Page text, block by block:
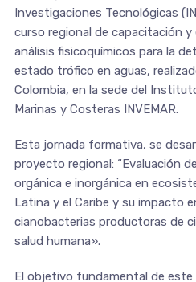
Investigaciones Tecnológicas
curso regional de capacitación
análisis fisicoquímicos para la
estado trófico en aguas,
Colombia, en la sede del
Marinas y Costeras INVEMAR.
Esta jornada formativa, se
proyecto regional: “Evaluación
orgánica e inorgánica en
Latina y el Caribe y su impacto
cianobacterias productoras de
salud humana».
El objetivo fundamental de este